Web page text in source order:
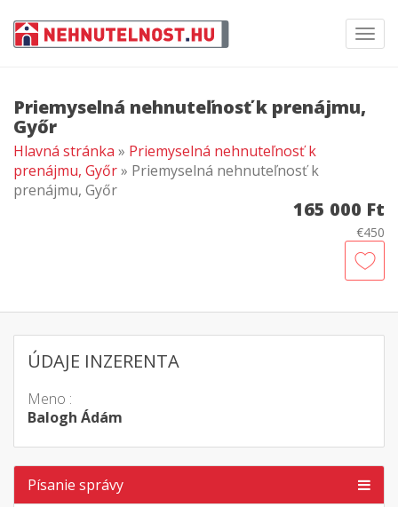
Priemyselná nehnuteľnosť k prenájmu,
Győr
Hlavná stránka » Priemyselná nehnuteľnosť k
prenájmu, Győr» Priemyselná nehnuteľnosť k
prenájmu, Győr
165 000 Ft
€450
ÚDAJE INZERENTA
Meno :
Balogh Ádám
Písanie správy